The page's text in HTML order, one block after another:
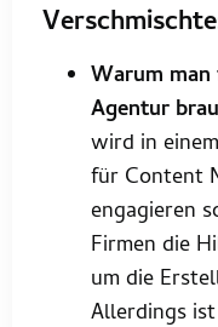
Warum
Agentur
wird in
für Content
engagieren
Firmen die
um die
Allerdings